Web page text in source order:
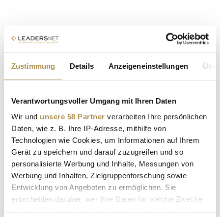
Zustimmung Details Anzeigeneinstellungen
Verantwortungsvoller Umgang mit Ihren Daten
Wir und unsere 58 Partner verarbeiten Ihre persönlichen
Daten, wie z. B. Ihre IP-Adresse, mithilfe von
Technologien wie Cookies, um Informationen auf Ihrem
Gerät zu speichern und darauf zuzugreifen und so
personalisierte Werbung und Inhalte, Messungen von
Werbung und Inhalten, Zielgruppenforschung sowie
Entwicklung von Angeboten zu ermöglichen. Sie
entscheiden darüber, wer Ihre Daten für welche Zwecke